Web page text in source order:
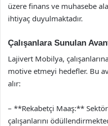
üzere finans ve muhasebe
ihtiyaç duyulmaktadır.
Çalışanlara Sunulan
Lajivert Mobilya,
motive etmeyi hedefler. Bu
alır:
– **Rekabetçi Maaş:**
çalışanlarını